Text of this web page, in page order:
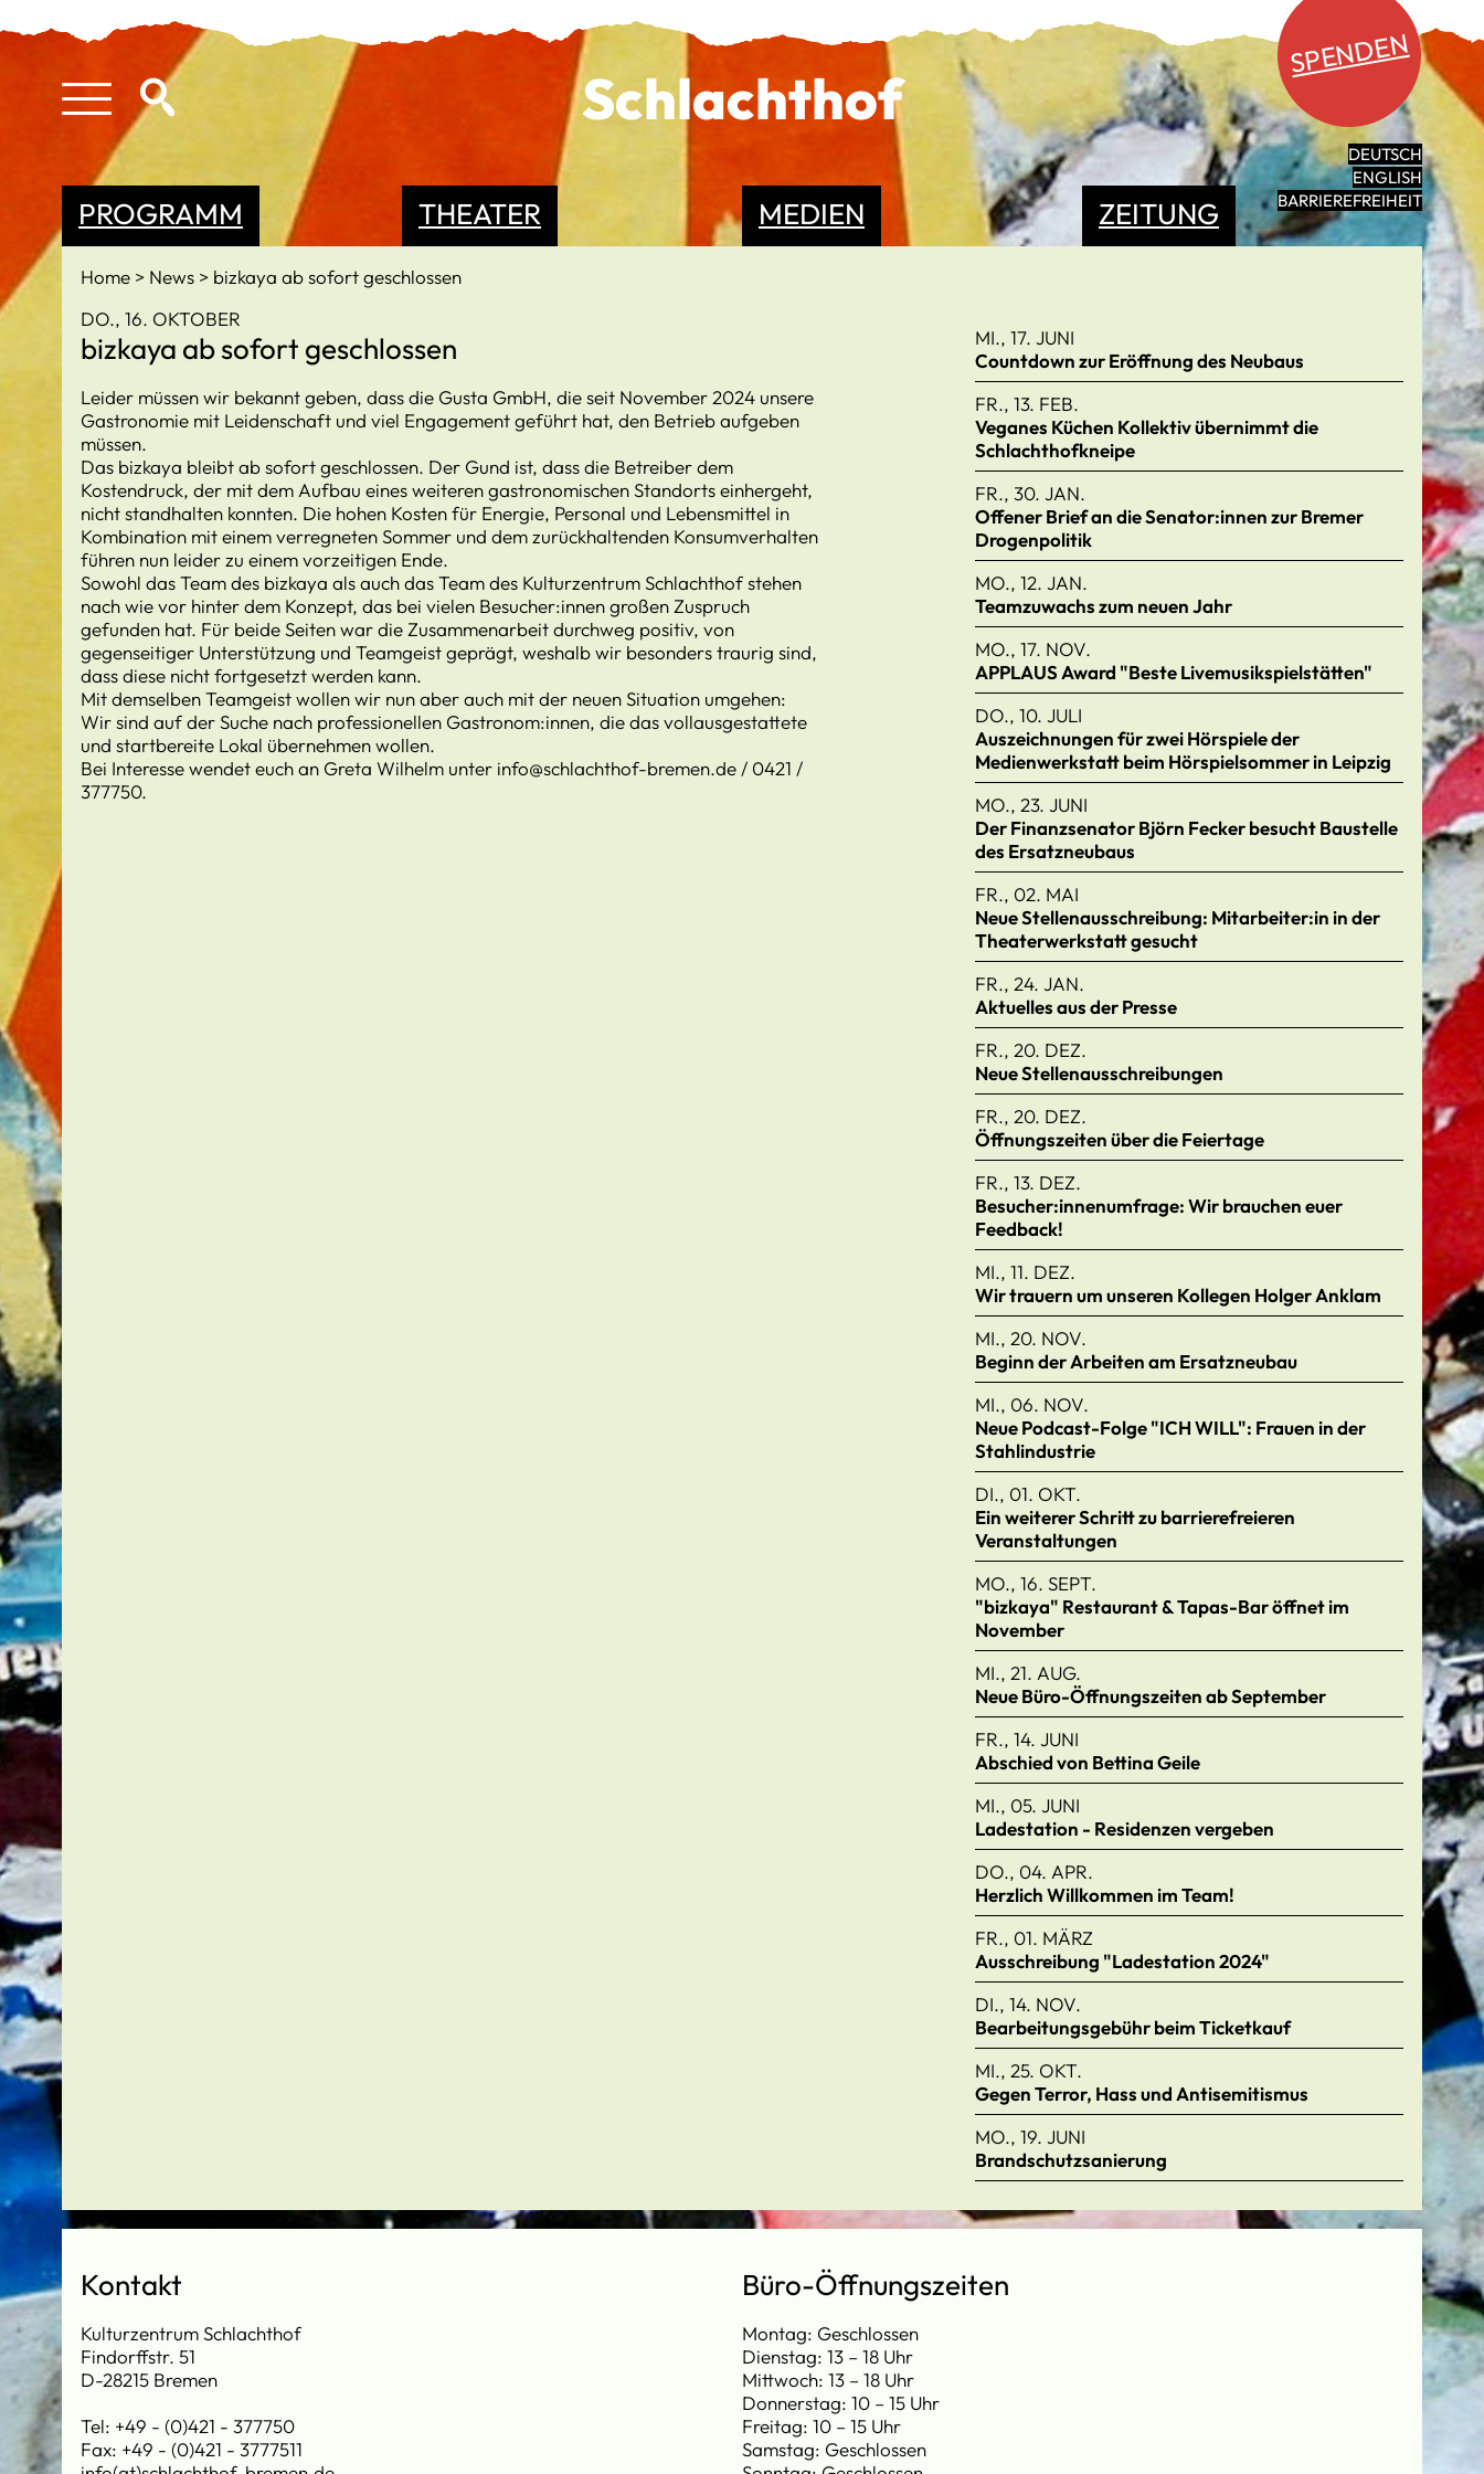
Schlachthof
SPENDEN
DEUTSCH
ENGLISH
BARRIEREFREIHEIT
PROGRAMM THEATER MEDIEN ZEITUNG
Home News
bizkaya ab sofort geschlossen
DO., 16. OKTOBER
bizkaya ab sofort geschlossen
Leider müssen wir bekannt geben, dass die Gusta GmbH, die seit November 2024 unsere
Gastronomie mit Leidenschaft und viel Engagement geführt hat, den Betrieb aufgeben
müssen.
Das bizkaya bleibt ab sofort geschlossen. Der Gund ist, dass die Betreiber dem
Kostendruck, der mit dem Aufbau eines weiteren gastronomischen Standorts einhergeht,
nicht standhalten konnten. Die hohen Kosten für Energie, Personal und Lebensmittel in
Kombination mit einem verregneten Sommer und dem zurückhaltenden Konsumverhalten
führen nun leider zu einem vorzeitigen Ende.
Sowohl das Team des bizkaya als auch das Team des Kulturzentrum Schlachthof stehen
nach wie vor hinter dem Konzept, das bei vielen Besucher:innen großen Zuspruch
gefunden hat. Für beide Seiten war die Zusammenarbeit durchweg positiv, von
gegenseitiger Unterstützung und Teamgeist geprägt, weshalb wir besonders traurig sind,
dass diese nicht fortgesetzt werden kann.
Mit demselben Teamgeist wollen wir nun aber auch mit der neuen Situation umgehen:
Wir sind auf der Suche nach professionellen Gastronom:innen, die das vollausgestattete
und startbereite Lokal übernehmen wollen.
Bei Interesse wendet euch an Greta Wilhelm unter info@schlachthof-bremen.de / 0421 /
377750.
MI., 17. JUNI
Countdown zur Eröffnung des Neubaus
FR., 13. FEB.
Veganes Küchen Kollektiv übernimmt die
Schlachthofkneipe
FR., 30. JAN.
Offener Brief an die Senator:innen zur Bremer
Drogenpolitik
MO., 12. JAN.
Teamzuwachs zum neuen Jahr
MO., 17. NOV.
APPLAUS Award "Beste Livemusikspielstätten"
DO., 10. JULI
Auszeichnungen für zwei Hörspiele der
Medienwerkstatt beim Hörspielsommer in Leipzig
MO., 23. JUNI
Der Finanzsenator Björn Fecker besucht Baustelle
des Ersatzneubaus
FR., 02. MAI
Neue Stellenausschreibung: Mitarbeiter:in in der
Theaterwerkstatt gesucht
FR., 24. JAN.
Aktuelles aus der Presse
FR., 20. DEZ.
Neue Stellenausschreibungen
FR., 20. DEZ.
Öffnungszeiten über die Feiertage
FR., 13. DEZ.
Besucher:innenumfrage: Wir brauchen euer
Feedback!
MI., 11. DEZ.
Wir trauern um unseren Kollegen Holger Anklam
MI., 20. NOV.
Beginn der Arbeiten am Ersatzneubau
MI., 06. NOV.
Neue Podcast-Folge "ICH WILL": Frauen in der
Stahlindustrie
DI., 01. OKT.
Ein weiterer Schritt zu barrierefreieren
Veranstaltungen
MO., 16. SEPT.
"bizkaya" Restaurant & Tapas-Bar öffnet im
November
MI., 21. AUG.
Neue Büro-Öffnungszeiten ab September
FR., 14. JUNI
Abschied von Bettina Geile
MI., 05. JUNI
Ladestation - Residenzen vergeben
DO., 04. APR.
Herzlich Willkommen im Team!
FR., 01. MÄRZ
Ausschreibung "Ladestation 2024"
DI., 14. NOV.
Bearbeitungsgebühr beim Ticketkauf
MI., 25. OKT.
Gegen Terror, Hass und Antisemitismus
MO., 19. JUNI
Brandschutzsanierung
Kontakt
Kulturzentrum Schlachthof
Findorffstr. 51
D-28215 Bremen
Tel: +49 - (0)421 - 377750
Fax: +49 - (0)421 - 3777511
Büro-Öffnungszeiten
Montag: Geschlossen
Dienstag: 13 – 18 Uhr
Mittwoch: 13 – 18 Uhr
Donnerstag: 10 – 15 Uhr
Freitag: 10 – 15 Uhr
Samstag: Geschlossen